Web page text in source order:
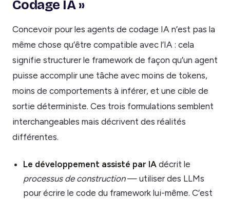
Codage IA »
Concevoir pour les agents de codage IA n’est pas la
même chose qu’être compatible avec l’IA : cela
signifie structurer le framework de façon qu’un agent
puisse accomplir une tâche avec moins de tokens,
moins de comportements à inférer, et une cible de
sortie déterministe. Ces trois formulations semblent
interchangeables mais décrivent des réalités
différentes.
Le développement assisté par IAdécrit le
processus de construction— utiliser des LLMs
pour écrire le code du framework lui-même. C’est